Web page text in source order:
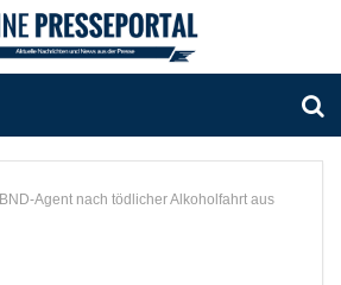
BND-Agent nach tödlicher Alkoholfahrt aus